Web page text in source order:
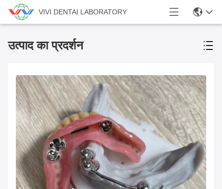
VIVI DENTAI LABORATORY
उत्पाद का प्रदर्शन